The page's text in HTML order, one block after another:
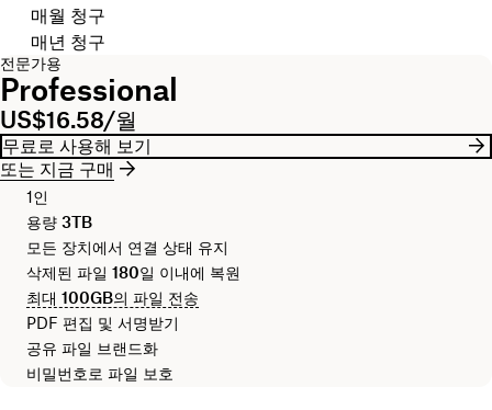
청구 주기 선택
매월 청구
매년 청구
전문가용
Professional
US$16.58/월
무료로 사용해 보기
또는 지금 구매
1인
용량 3TB
모든 장치에서 연결 상태 유지
삭제된 파일 180일 이내에 복원
최대 100GB의 파일 전송
PDF 편집 및 서명받기
공유 파일 브랜드화
비밀번호로 파일 보호